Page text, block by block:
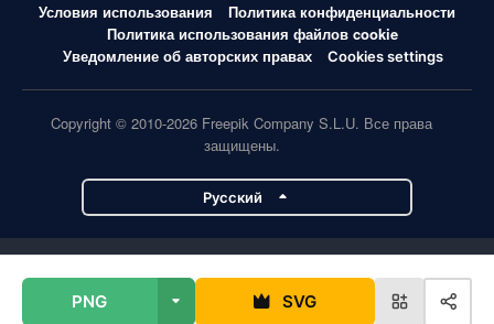
PNG SVG
Условия использования
Политика конфиденциальности
Политика использования файлов cookie
Уведомление об авторских правах
Cookies settings
Copyright © 2010-2026 Freepik Company S.L.U. Все права
защищены.
Pусский
Flaticon Slidesgo